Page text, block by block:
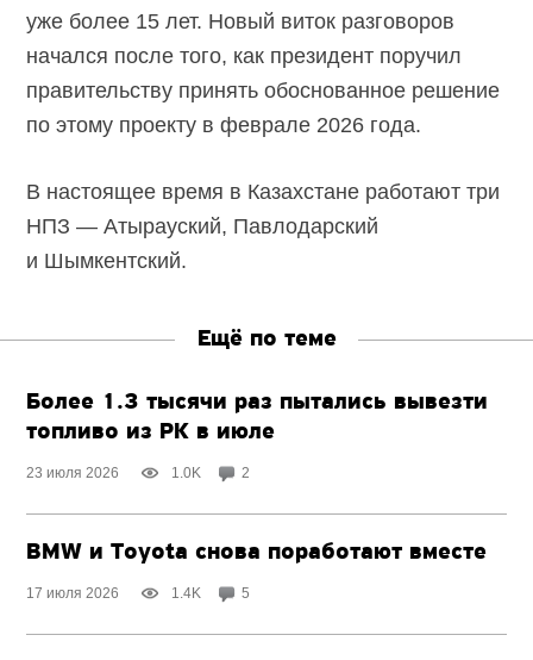
уже более 15 лет. Новый виток разговоров
начался после того, как президент поручил
правительству принять обоснованное решение
по этому проекту в феврале 2026 года.
В настоящее время в Казахстане работают три
НПЗ — Атырауский, Павлодарский
и Шымкентский.
Ещё по теме
Более 1.3 тысячи раз пытались вывезти
топливо из РК в июле
23 июля 2026 1.0K 2
BMW и Toyota снова поработают вместе
17 июля 2026 1.4K 5